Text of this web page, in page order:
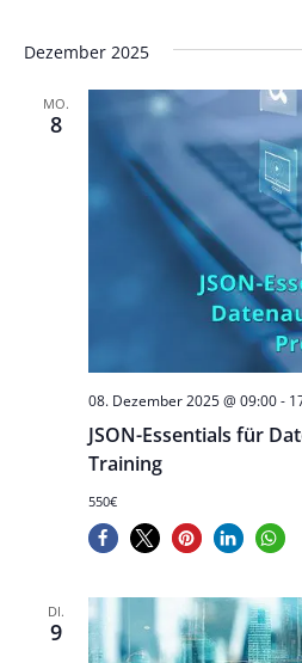
Dezember 2025
MO.
8
JSON-Essentials für
Training
08. Dezember 2025 @ 09:00-
550€
DI.
9